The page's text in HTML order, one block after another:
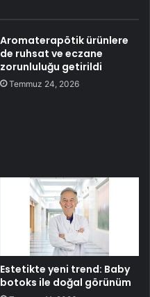
Aromaterapötik ürünlere
de ruhsat ve eczane
zorunluluğu getirildi
Temmuz 24, 2026
Estetikte yeni trend: Baby
botoks ile doğal görünüm